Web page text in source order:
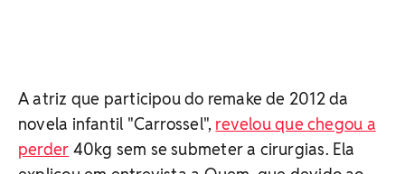
A atriz que participou do remake de 2012 da
novela infantil "Carrossel", revelou que chegou a
perder 40kg sem se submeter a cirurgias. Ela